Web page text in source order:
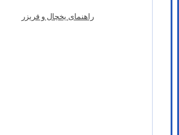
راهنمای یخچال و فریزر